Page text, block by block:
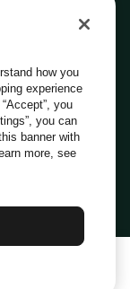
how you
experience
you
you can
banner with
more, see